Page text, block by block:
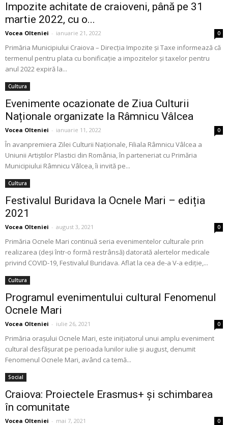
Impozite achitate de craioveni, până pe 31
martie 2022, cu o...
Vocea Olteniei - ianuarie 21, 2022 0
Primăria Municipiului Craiova – Direcţia Impozite şi Taxe informează că
termenul pentru plata cu bonificație a impozitelor și taxelor pentru
anul 2022 expiră la...
Cultura
Evenimente ocazionate de Ziua Culturii
Naționale organizate la Râmnicu Vâlcea
Vocea Olteniei - ianuarie 11, 2022 0
În avanpremiera Zilei Culturii Naționale, Filiala Râmnicu Vâlcea a
Uniunii Artiștilor Plastici din România, în parteneriat cu Primăria
Municipiului Râmnicu Vâlcea, îi invită pe...
Cultura
Festivalul Buridava la Ocnele Mari – ediția
2021
Vocea Olteniei - august 3, 2021 0
Primăria Ocnele Mari continuă seria evenimentelor culturale prin
realizarea (deși într-o formă restrânsă) datorată alertelor medicale
privind COVID-19, Festivalul Buridava. Aflat la cea de-a V-a ediție,...
Cultura
Programul evenimentului cultural Fenomenul
Ocnele Mari
Vocea Olteniei - iulie 26, 2021 0
Primăria orașului Ocnele Mari, este inițiatorul unui amplu eveniment
cultural desfășurat pe perioada lunilor iulie și august, denumit
Fenomenul Ocnele Mari, având ca temă...
Social
Craiova: Proiectele Erasmus+ și schimbarea
în comunitate
Vocea Olteniei - mai 7, 2021 0